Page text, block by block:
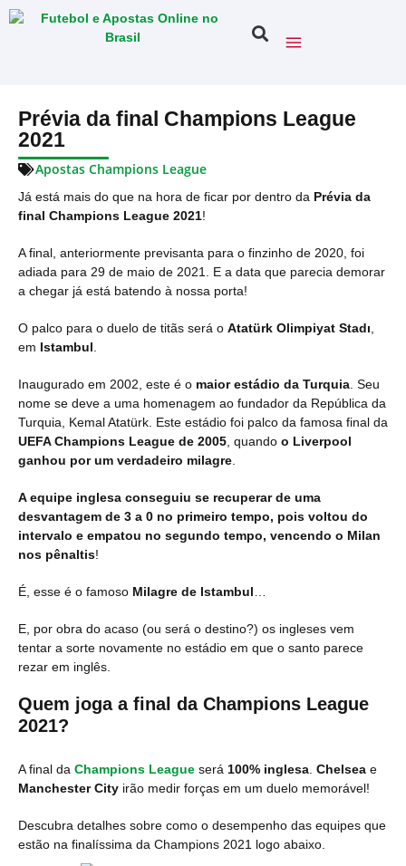
Prévia da final Champions League
2021
Apostas Champions League
Já está mais do que na hora de ficar por dentro da Prévia da
final Champions League 2021!
A final, anteriormente previsanta para o finzinho de 2020, foi
adiada para 29 de maio de 2021. E a data que parecia demorar
a chegar já está batendo à nossa porta!
O palco para o duelo de titãs será o Atatürk Olimpiyat Stadı
em Istambul
Inaugurado em 2002, este é o maior estádio da Turquia . Seu
nome se deve a uma homenagem ao fundador da República da
Turquia, Kemal Atatürk. Este estádio foi palco da famosa final da
UEFA Champions League de 2005 , quando o Liverpool
ganhou por um verdadeiro milagre
A equipe inglesa conseguiu se recuperar de uma
desvantagem de 3 a 0 no primeiro tempo, pois voltou do
intervalo e empatou no segundo tempo, vencendo o Milan
nos pênaltis!
É, esse é o famoso Milagre de Istambul
E, por obra do acaso (ou será o destino?) os ingleses vem
tentar a sorte novamente no estádio em que o santo parece
rezar em inglês.
Quem joga a final da Champions League
2021?
A final da Champions League será 100% inglesa Chelsea e
Manchester City irão medir forças em um duelo memorável!
Descubra detalhes sobre como o desempenho das equipes que
estão na finalíssima da Champions 2021 logo abaixo.